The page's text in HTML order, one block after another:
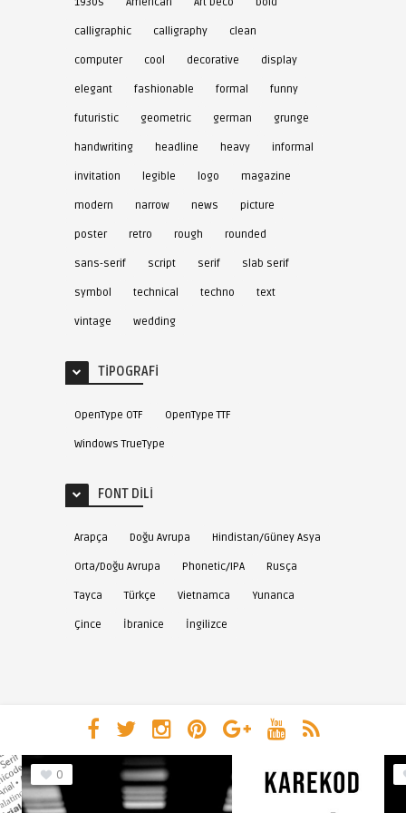
calligraphic calligraphy clean
computer cool decorative display
elegant fashionable formal funny
futuristic geometric german grunge
handwriting headline heavy informal
invitation legible logo magazine
modern narrow news picture
poster retro rough rounded
sans-serif script serif slab serif
symbol technical techno text
vintage wedding
TIPOGRAFI
OpenType OTF OpenType TTF
Windows TrueType
FONT DILI
Arapça Doğu Avrupa Hindistan/Güney Asya
Orta/Doğu Avrupa Phonetic/IPA Rusça
Tayca Türkçe Vietnamca Yunanca
Çince İbranice İngilizce
0